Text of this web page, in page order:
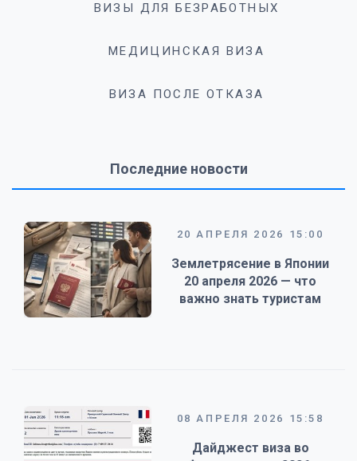
ВИЗЫ ДЛЯ БЕЗРАБОТНЫХ
МЕДИЦИНСКАЯ ВИЗА
ВИЗА ПОСЛЕ ОТКАЗА
Последние новости
20 АПРЕЛЯ 2026 15:00
Землетрясение в Японии
20 апреля 2026 — что
важно знать туристам
08 АПРЕЛЯ 2026 15:58
Дайджест виза во